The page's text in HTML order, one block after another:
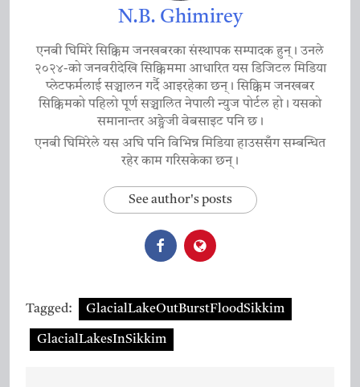
N.B. Ghimirey
एनबी घिमिरे सिक्किम जनखबरका संस्थापक सम्पादक हुन्। उनले
२०२४-को जनवरीदेखि सिक्किममा आधारित यस डिजिटल मिडिया
प्लेटफर्मलाई सञ्चालन गर्दै आइरहेका छन्। सिक्किम जनखबर
सिक्किमको पहिलो पूर्ण सञ्चालित नेपाली न्युज पोर्टल हो। यसको
समानान्तर अङ्ग्रेजी वेबसाइट पनि छ।
एनबी घिमिरेले यस अघि पनि विभिन्न मिडिया हाउससँग सम्बन्धित
रहेर काम गरिसकेका छन्।
See author's posts
Tagged: GlacialLakeOutBurstFloodSikkim
GlacialLakesInSikkim